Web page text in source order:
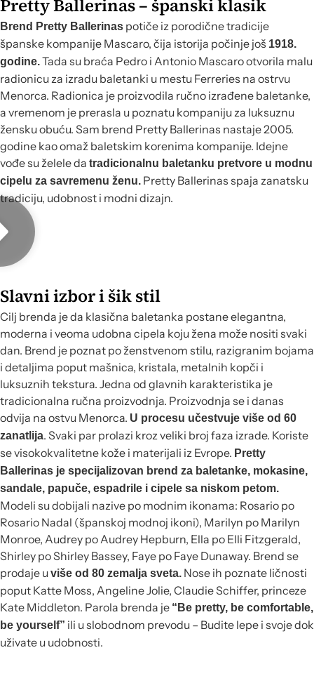
Pretty Ballerinas – španski klasik
Brend Pretty Ballerinas potiče iz porodične tradicije
španske kompanije Mascaro, čija istorija počinje još 1918.
godine.Tada su braća Pedro i Antonio Mascaro otvorila malu
radionicu za izradu baletanki u mestu Ferreries na ostrvu
Menorca. Radionica je proizvodila ručno izrađene baletanke,
a vremenom je prerasla u poznatu kompaniju za luksuznu
žensku obuću. Sam brend Pretty Ballerinas nastaje 2005.
godine kao omaž baletskim korenima kompanije. Idejne
vođe su želele da tradicionalnu baletanku pretvore u modnu
cipelu za savremenu ženu. Pretty Ballerinas spaja zanatsku
tradiciju, udobnost i modni dizajn.
Slavni izbor i šik stil
Cilj brenda je da klasična baletanka postane elegantna,
moderna i veoma udobna cipela koju žena može nositi svaki
dan. Brend je poznat po ženstvenom stilu, razigranim bojama
i detaljima poput mašnica, kristala, metalnih kopči i
luksuznih tekstura. Jedna od glavnih karakteristika je
tradicionalna ručna proizvodnja. Proizvodnja se i danas
odvija na ostvu Menorca. U procesu učestvuje više od 60
zanatlija. Svaki par prolazi kroz veliki broj faza izrade. Koriste
se visokokvalitetne kože i materijali iz Evrope. Pretty
Ballerinas je specijalizovan brend za baletanke, mokasine,
sandale, papuče, espadrile i cipele sa niskom petom.
Modeli su dobijali nazive po modnim ikonama: Rosario po
Rosario Nadal (španskoj modnoj ikoni), Marilyn po Marilyn
Monroe, Audrey po Audrey Hepburn, Ella po Elli Fitzgerald,
Shirley po Shirley Bassey, Faye po Faye Dunaway. Brend se
prodaje uviše od 80 zemalja sveta. Nose ih poznate ličnosti
poput Katte Moss, Angeline Jolie, Claudie Schiffer, princeze
Kate Middleton. Parola brenda je “Be pretty, be comfortable,
be yourself” ili u slobodnom prevodu – Budite lepe i svoje dok
uživate u udobnosti.